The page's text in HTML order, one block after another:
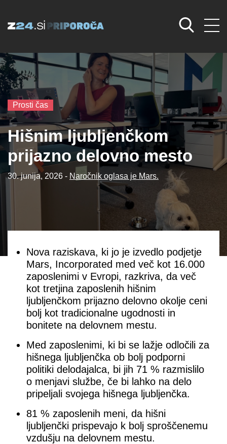
Prosti čas
Hišnim ljubljenčkom
prijazno delovno mesto
30. junija, 2026 - Naročnik oglasa je Mars.
Nova raziskava, ki jo je izvedlo podjetje
Mars, Incorporated med več kot 16.000
zaposlenimi v Evropi, razkriva, da več
kot tretjina zaposlenih hišnim
ljubljenčkom prijazno delovno okolje ceni
bolj kot tradicionalne ugodnosti in
bonitete na delovnem mestu.
Med zaposlenimi, ki bi se lažje odločili za
hišnega ljubljenčka ob bolj podporni
politiki delodajalca, bi jih 71 % razmislilo
o menjavi službe, če bi lahko na delo
pripeljali svojega hišnega ljubljenčka.
81 % zaposlenih meni, da hišni
ljubljenčki prispevajo k bolj sproščenemu
vzdušju na delovnem mestu.